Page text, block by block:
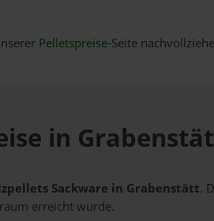
Pelletspreise-Seite
in
Sackware in Grabenstätt.
erreicht wurde.